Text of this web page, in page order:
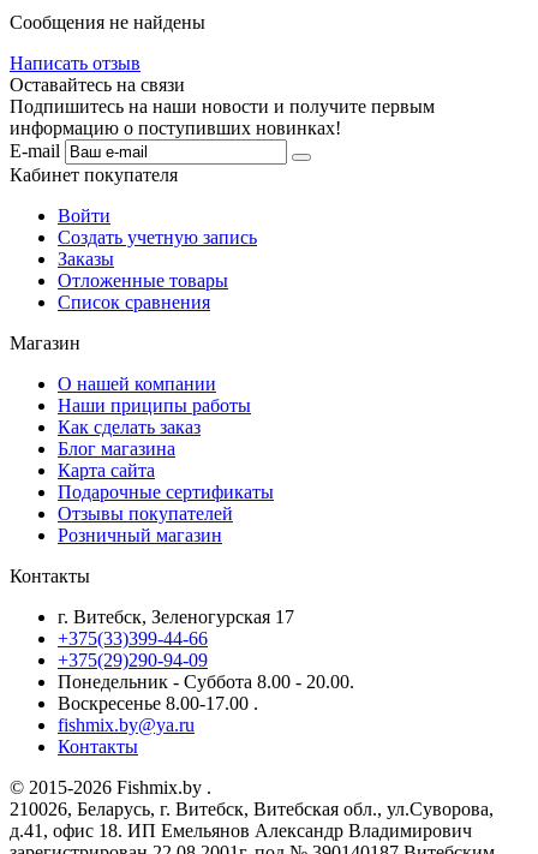
Сообщения не найдены
Написать отзыв
Оставайтесь на связи
Подпишитесь на наши новости и получите первым
информацию о поступивших новинках!
E-mail
Кабинет покупателя
Войти
Создать учетную запись
Заказы
Отложенные товары
Список сравнения
Магазин
О нашей компании
Наши приципы работы
Как сделать заказ
Блог магазина
Карта сайта
Подарочные сертификаты
Отзывы покупателей
Розничный магазин
Контакты
г. Витебск, Зеленогурская 17
+375(33)399-44-66
+375(29)290-94-09
Понедельник - Суббота 8.00 - 20.00.
Воскресенье 8.00-17.00 .
fishmix.by@ya.ru
Контакты
© 2015-2026 Fishmix.by .
210026, Беларусь, г. Витебск, Витебская обл., ул.Суворова,
д.41, офис 18. ИП Емельянов Александр Владимирович